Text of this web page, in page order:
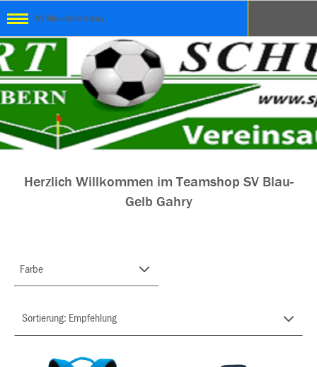
SV Blau-Gelb Gahry
Herzlich Willkommen im Teamshop SV Blau-
Gelb Gahry
Farbe